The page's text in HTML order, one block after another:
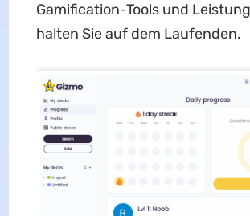
Gamification-Tools und
halten Sie auf dem Laufenden.